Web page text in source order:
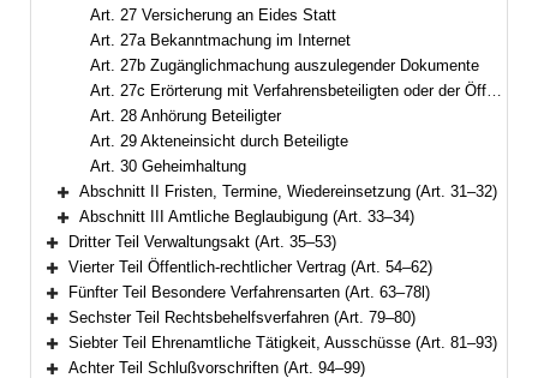
Art. 27 Versicherung an Eides Statt
Art. 27a Bekanntmachung im Internet
Art. 27b Zugänglichmachung auszulegender Dokumente
Art. 27c Erörterung mit Verfahrensbeteiligten oder der Öffentlichkeit
Art. 28 Anhörung Beteiligter
Art. 29 Akteneinsicht durch Beteiligte
Art. 30 Geheimhaltung
Bereich erweitern
Abschnitt II Fristen, Termine, Wiedereinsetzung (Art. 31–32)
Bereich erweitern
Abschnitt III Amtliche Beglaubigung (Art. 33–34)
Bereich erweitern
Dritter Teil Verwaltungsakt (Art. 35–53)
Bereich erweitern
Vierter Teil Öffentlich-rechtlicher Vertrag (Art. 54–62)
Bereich erweitern
Fünfter Teil Besondere Verfahrensarten (Art. 63–78l)
Bereich erweitern
Sechster Teil Rechtsbehelfsverfahren (Art. 79–80)
Bereich erweitern
Siebter Teil Ehrenamtliche Tätigkeit, Ausschüsse (Art. 81–93)
Achter Teil Schlußvorschriften (Art. 94–99)